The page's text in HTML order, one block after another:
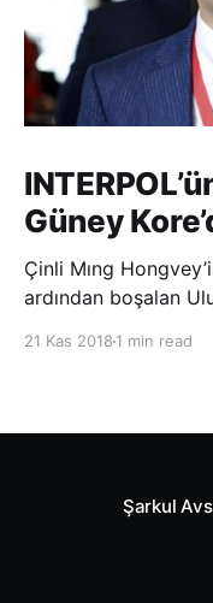
Güney
Çinli Mıng
ardından boşalan
21 Kas 2018 1 min read
Şarkul